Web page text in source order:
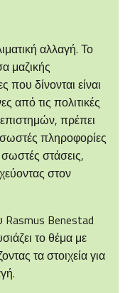
αλλαγή. Το
μαζικής
δίνονται είναι
από τις πολιτικές
πρέπει
πληροφορίες
στάσεις,
στον
Rasmus Benestad
το θέμα με
τα στοιχεία για